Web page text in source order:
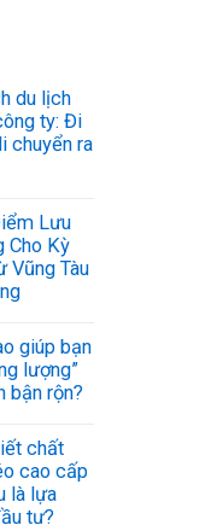
du lịch
ty: Đi
chuyển ra
Lưu
Cho Kỳ
Vũng Tàu
giúp bạn
lượng”
bận rộn?
chất
cao cấp
là lựa
tư?